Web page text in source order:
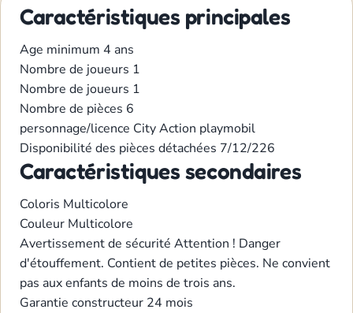
Caractéristiques principales
Age minimum 4 ans
Nombre de joueurs 1
Nombre de joueurs 1
Nombre de pièces 6
personnage/licence City Action playmobil
Disponibilité des pièces détachées 7/12/226
Caractéristiques secondaires
Coloris Multicolore
Couleur Multicolore
Avertissement de sécurité Attention ! Danger
d'étouffement. Contient de petites pièces. Ne convient
pas aux enfants de moins de trois ans.
Garantie constructeur 24 mois